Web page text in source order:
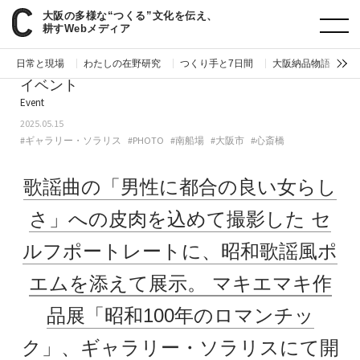
大阪の多様な“つくる”文化を伝え、
耕すWebメディア
日常と現場 わたしの在野研究 つくり手と7日間 大阪納品物語
paperC 今週のイベント
イベント
Event
2025.05.15
#ギャラリー・ソラリス #PHOTO #南船場 #大阪市 #心斎橋
歌謡曲の「男性に都合の良い女らし
さ」への皮肉を込めて撮影した セ
ルフポートレートに、昭和歌謡風ポ
エムを添えて展示。
マキエマキ作
品展「昭和100年のロマンチッ
ク」、ギャラリー・ソラリスにて開